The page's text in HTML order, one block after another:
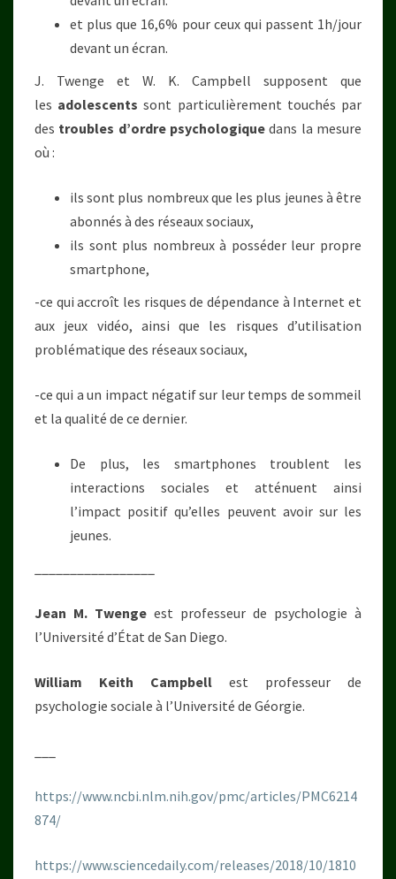
et plus que 16,6% pour ceux qui passent 1h/jour
devant un écran.
J. Twenge et W. K. Campbell supposent que
les adolescents sont particulièrement touchés par
des troubles d’ordre psychologique dans la mesure
où :
ils sont plus nombreux que les plus jeunes à être
abonnés à des réseaux sociaux,
ils sont plus nombreux à posséder leur propre
smartphone,
-ce qui accroît les risques de dépendance à Internet et
aux jeux vidéo, ainsi que les risques d’utilisation
problématique des réseaux sociaux,
-ce qui a un impact négatif sur leur temps de sommeil
et la qualité de ce dernier.
De plus, les smartphones troublent les
interactions sociales et atténuent ainsi
l’impact positif qu’elles peuvent avoir sur les
jeunes.
Jean M. Twenge est professeur de psychologie à
l’Université d’État de San Diego.
William Keith Campbell est professeur de
psychologie sociale à l’Université de Géorgie.
https://www.ncbi.nlm.nih.gov/pmc/articles/PMC6214
874/
https://www.sciencedaily.com/releases/2018/10/1810